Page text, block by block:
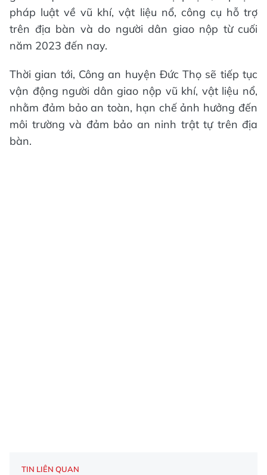
pháp luật về vũ khí, vật liệu nổ, công cụ hỗ trợ
trên địa bàn và do người dân giao nộp từ cuối
năm 2023 đến nay.
Thời gian tới, Công an huyện Đức Thọ sẽ tiếp tục
vận động người dân giao nộp vũ khí, vật liệu nổ,
nhằm đảm bảo an toàn, hạn chế ảnh hưởng đến
môi trường và đảm bảo an ninh trật tự trên địa
bàn.
TIN LIÊN QUAN